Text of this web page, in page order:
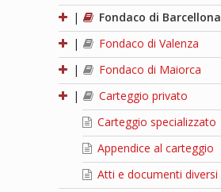
|
Fondaco di Barcellona
|
Fondaco di Valenza
|
Fondaco di Maiorca
|
Carteggio privato
Carteggio specializzato
Appendice al carteggio
Atti e documenti diversi